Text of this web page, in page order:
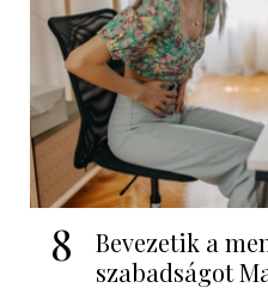
8
Bevezetik a
szabadságot